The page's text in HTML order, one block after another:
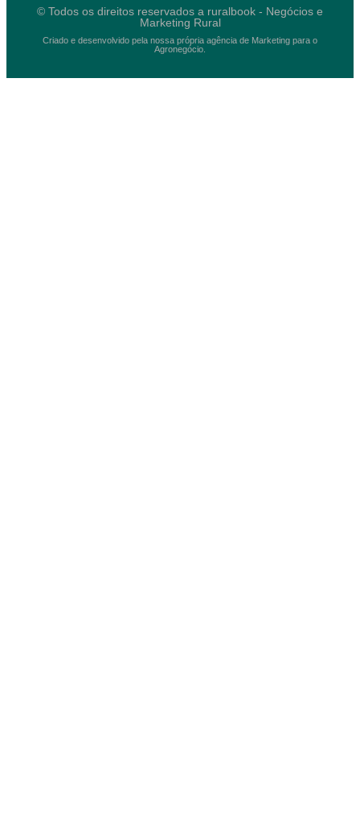
© Todos os direitos reservados a ruralbook - Negócios e
Marketing Rural
Criado e desenvolvido pela nossa própria agência de Marketing para o
Agronegócio.